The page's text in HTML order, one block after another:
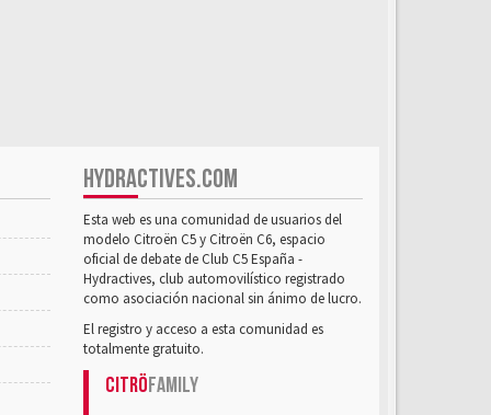
HYDRACTIVES.COM
Esta web es una comunidad de usuarios del
modelo Citroën C5 y Citroën C6, espacio
oficial de debate de Club C5 España -
Hydractives, club automovilístico registrado
como asociación nacional sin ánimo de lucro.
El registro y acceso a esta comunidad es
totalmente gratuito.
CitröFamily